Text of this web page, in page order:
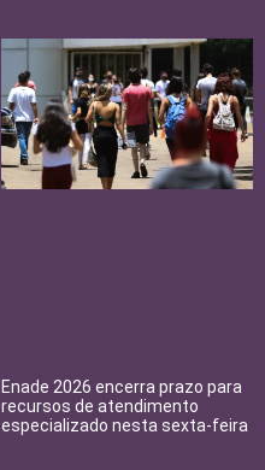
Enade 2026 encerra prazo para
recursos de atendimento
especializado nesta sexta-feira